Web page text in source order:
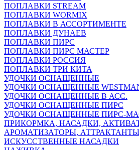
ПОПЛАВКИ STREAM
ПОПЛАВКИ WORMIX
ПОПЛАВКИ В АССОРТИМЕНТЕ
ПОПЛАВКИ ДУНАЕВ
ПОПЛАВКИ ПИРС
ПОПЛАВКИ ПИРС МАСТЕР
ПОПЛАВКИ РОССИЯ
ПОПЛАВКИ ТРИ КИТА
УДОЧКИ ОСНАЩЕННЫЕ
УДОЧКИ ОСНАЩЕННЫЕ
УДОЧКИ ОСНАЩЕННЫЕ В АСС.
УДОЧКИ ОСНАЩЕННЫЕ ПИРС
УДОЧКИ ОСНАЩЕННЫЕ ПИРС-
ПРИКОРМКА, НАСАДКИ,
АРОМАТИЗАТОРЫ, АТТРАКТАНТЫ
ИСКУССТВЕННЫЕ НАСАДКИ